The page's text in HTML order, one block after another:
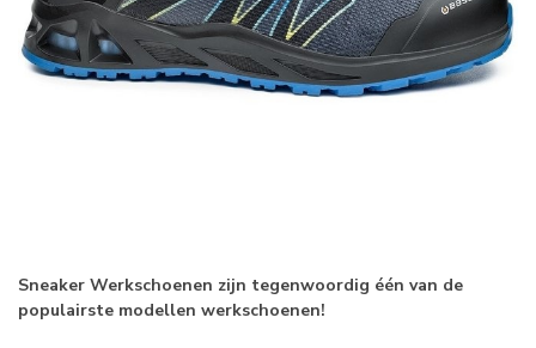
Sneaker Werkschoenen zijn tegenwoordig één van de
populairste modellen werkschoenen!